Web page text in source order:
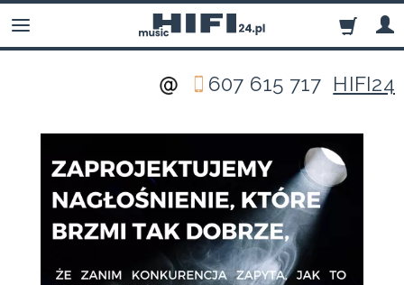
607 615 717 HIFI24